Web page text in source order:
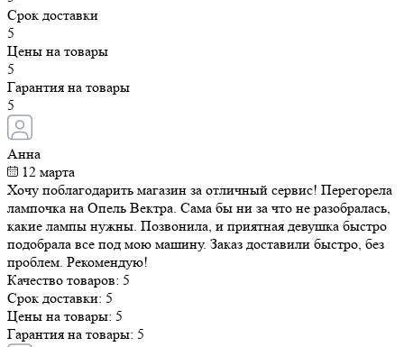
Цены на товары
Гарантия на товары
Анна
12 марта
Хочу поблагодарить магазин за отличный сервис! Перегорела
лампочка на Опель Вектра. Сама бы ни за что не разобралась,
какие лампы нужны. Позвонила, и приятная девушка быстро
подобрала все под мою машину. Заказ доставили быстро, без
проблем. Рекомендую!
Качество товаров:5
Срок доставки:5
Цены на товары:5
Гарантия на товары: